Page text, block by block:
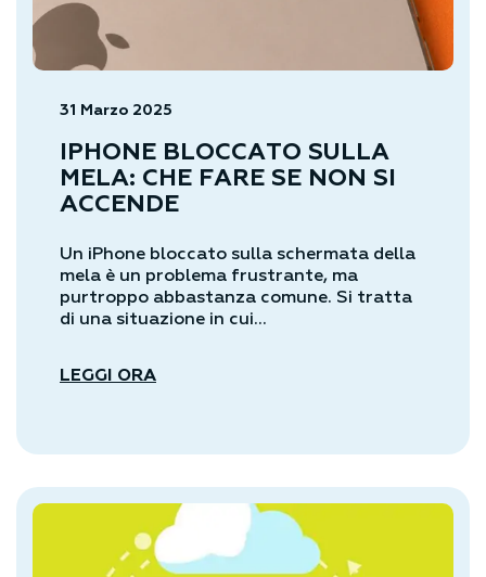
31 Marzo 2025
IPHONE BLOCCATO SULLA
MELA: CHE FARE SE NON SI
ACCENDE
Un iPhone bloccato sulla schermata della
mela è un problema frustrante, ma
purtroppo abbastanza comune. Si tratta
di una situazione in cui...
LEGGI ORA